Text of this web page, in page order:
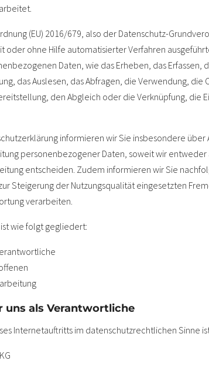
(EU) 2016/679, also der Datenschutz-
oder ohne Hilfe automatisierter Verfahren
Daten, wie das Erheben, das Erfassen,
das Auslesen, das Abfragen, die Verwendung,
den Abgleich oder die Verknüpfung, die
informieren wir Sie insbesondere über
personenbezogener Daten, soweit wir
entscheiden. Zudem informieren wir Sie
Steigerung der Nutzungsqualität eingesetzten
verarbeiten.
wie folgt gegliedert:
uns als Verantwortliche
Internetauftritts im datenschutzrechtlichen Sinne